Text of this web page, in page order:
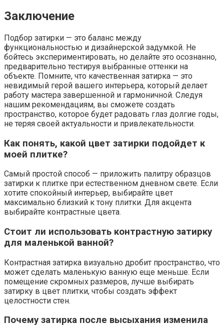
Заключение
Подбор затирки — это баланс между
функциональностью и дизайнерской задумкой. Не
бойтесь экспериментировать, но делайте это осознанно,
предварительно тестируя выбранные оттенки на
объекте. Помните, что качественная затирка — это
невидимый герой вашего интерьера, который делает
работу мастера завершенной и гармоничной. Следуя
нашим рекомендациям, вы сможете создать
пространство, которое будет радовать глаз долгие годы,
не теряя своей актуальности и привлекательности.
Как понять, какой цвет затирки подойдет к
моей плитке?
Самый простой способ — приложить палитру образцов
затирки к плитке при естественном дневном свете. Если
хотите спокойный интерьер, выбирайте цвет
максимально близкий к тону плитки. Для акцента
выбирайте контрастные цвета.
Стоит ли использовать контрастную затирку
для маленькой ванной?
Контрастная затирка визуально дробит пространство, что
может сделать маленькую ванную еще меньше. Если
помещение скромных размеров, лучше выбирать
затирку в цвет плитки, чтобы создать эффект
целостности стен.
Почему затирка после высыхания изменила